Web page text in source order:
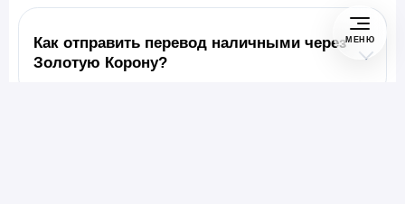
Как отправить перевод наличными через
Золотую Корону?
МЕНЮ